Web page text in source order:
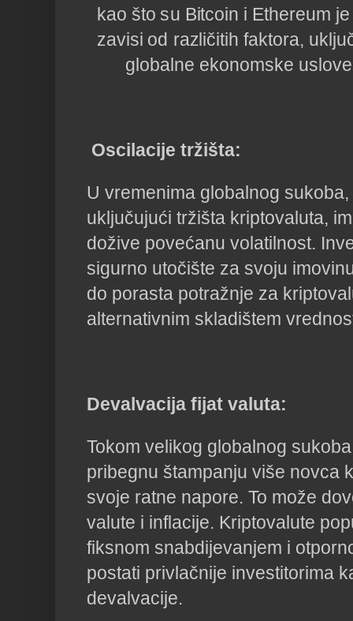
kao što su Bitcoin i Ethereum
zavisi od različitih faktora,
globalne ekonomske
Oscilacije tržišta:
U vremenima globalnog
uključujući tržišta kriptovaluta,
dožive povećanu volatilnost.
sigurno utočište za svoju
do porasta potražnje za
alternativnim skladištem
Devalvacija fijat valuta:
Tokom velikog globalnog
pribegnu štampanju više novca
svoje ratne napore. To može
valute i inflacije. Kriptovalute
fiksnom snabdijevanjem i
postati privlačnije investitorima
devalvacije.